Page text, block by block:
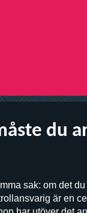
du
sak: om det
är en